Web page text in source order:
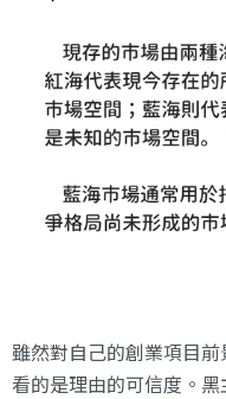
雖然對自己的創業項目
看的是理由的可信度。